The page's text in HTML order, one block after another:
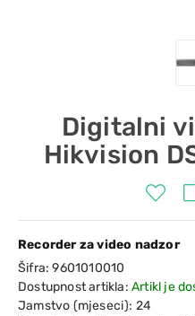
Digitalni
Hikvision
Recorder za video nadzor
Šifra:9601010010
Dostupnost artikla: Artikl je
Jamstvo (mjeseci): 24